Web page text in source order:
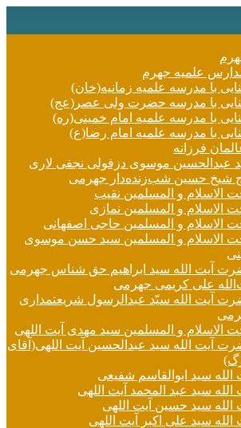
علمیه جهرم
با مدرسه علمیه زمانیه(خان)
با مدرسه حضرت ولی عصر(عج)
با مدرسه علمیه امام خمینی(ره)
با مدرسه علمیه امام رضا(ع)
فرزانه
عبدالحسین موسوی دزفولی نجفی لاری
شیخ حسین شب‌زنده‌دار جهرمی
الاسلام و المسلمین نقیب
الاسلام و المسلمین نمازی
الاسلام و المسلمین حاجی اصفهانی
الاسلام و المسلمین سید حسن موسوی
آیت الله سید ابراهیم حق شناس جهرمی
علی کریمی جهرمی
آيت الله سیّد عبدالرسول شریعتمداری
الاسلام و المسلمین سید مهدی آیت اللهی
آیت الله سید عبدالحسین آیت اللهی(آقای
الله سید ابوالقاسم شفیعی
الله سید عبد المحمد آیت اللهی
الله سید حسین آیت اللهی
الله سید علی اکبر آیت اللهی